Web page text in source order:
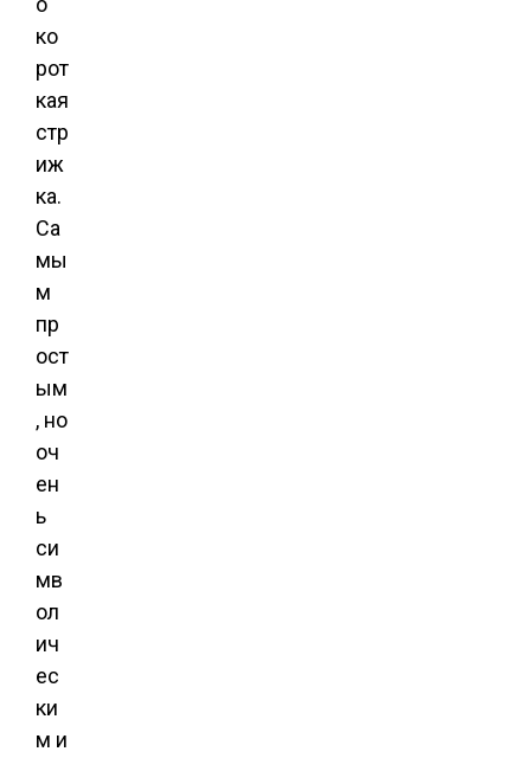
ко
рот
кая
стр
иж
ка.
Са
мы
м
пр
ост
ым
, но
оч
ен
ь
си
мв
ол
ич
ес
ки
м и